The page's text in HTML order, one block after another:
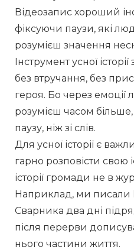
Відеозапис хороший
фіксуючи паузи, які
розумієш значення
Інструмент усної
без втручання, без
героя. Бо через емоції
розумієш часом
паузу, ніж зі слів.
Для усної історії є
гарно розповісти свою
історії громади не в
Наприклад, ми писали
Сварника два дні
після перерви
нього частини життя.